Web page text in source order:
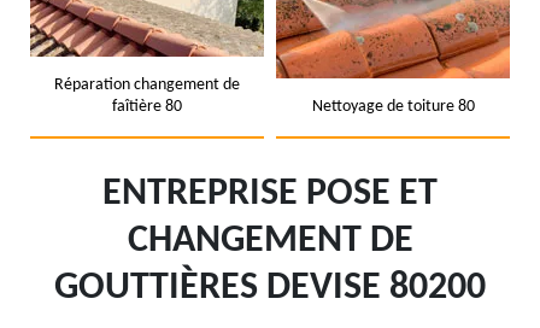
Réparation changement de
faîtière 80
Nettoyage de toiture 80
ENTREPRISE POSE ET
CHANGEMENT DE
GOUTTIÈRES DEVISE 80200